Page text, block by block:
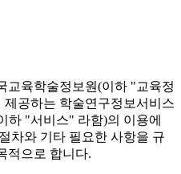
교육학술정보원(이하 "교육정
제공하는 학술연구정보서비스
하 "서비스" 라함)의 이용에
차와 기타 필요한 사항을 규
적으로 합니다.